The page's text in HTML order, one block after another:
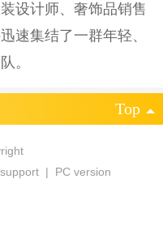
设计师、奢饰品销售
速集结了一群年轻、
。
Top
| PC version